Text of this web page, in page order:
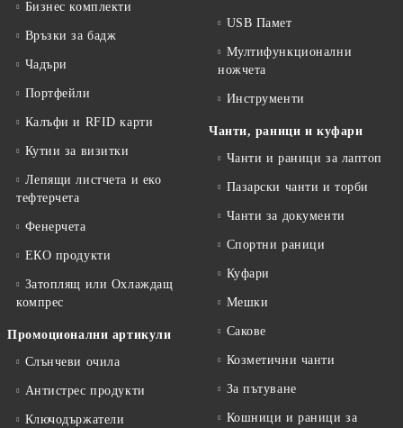
Бизнес комплекти
Връзки за бадж
Чадъри
Портфейли
Калъфи и RFID карти
Кутии за визитки
Лепящи листчета и еко
тефтeрчета
Фенерчета
ЕКО продукти
Затоплящ или Охлаждащ
компрес
Промоционални артикули
Слънчеви очила
Антистрес продукти
Ключодържатели
USB Памет
Мултифункционални
ножчета
Инструменти
Чанти, раници и куфари
Чанти и раници за лаптоп
Пазарски чанти и торби
Чанти за документи
Спортни раници
Куфари
Мешки
Сакове
Козметични чанти
За пътуване
Кошници и раници за